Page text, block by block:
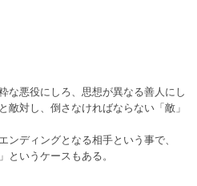
な悪役にしろ、思想が異なる善人にし
敵対し、倒さなければならない「敵」
ディングとなる相手という事で、
というケースもある。